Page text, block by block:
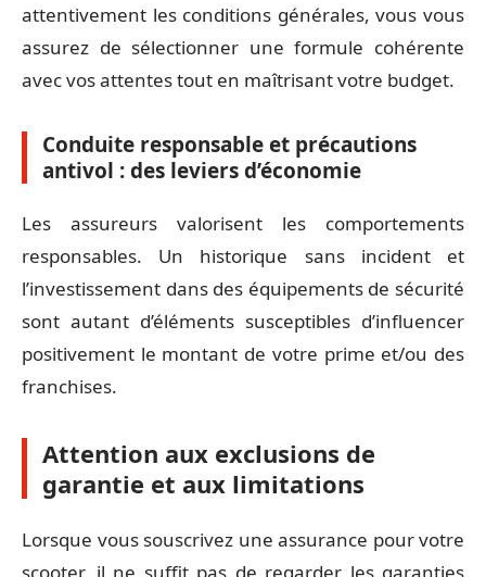
attentivement les conditions générales, vous vous
assurez de sélectionner une formule cohérente
avec vos attentes tout en maîtrisant votre budget.
Conduite responsable et précautions
antivol : des leviers d’économie
Les assureurs valorisent les comportements
responsables. Un historique sans incident et
l’investissement dans des équipements de sécurité
sont autant d’éléments susceptibles d’influencer
positivement le montant de votre prime et/ou des
franchises.
Attention aux exclusions de
garantie et aux limitations
Lorsque vous souscrivez une assurance pour votre
scooter, il ne suffit pas de regarder les garanties